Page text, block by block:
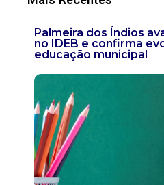
Palmeira dos Índios
no IDEB e confirma
educação municipal